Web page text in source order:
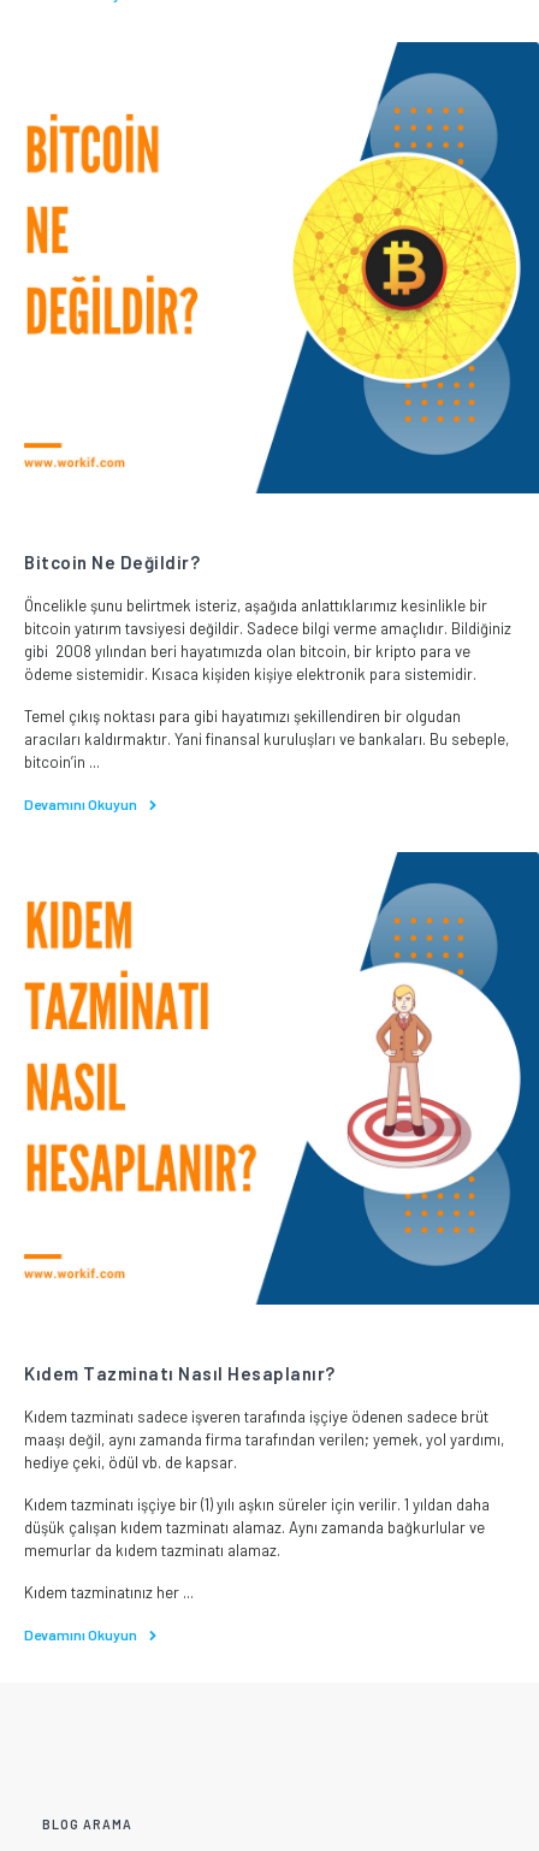
Bitcoin Ne Değildir?
Öncelikle şunu belirtmek isteriz, aşağıda anlattıklarımız kesinlikle bir
bitcoin yatırım tavsiyesi değildir. Sadece bilgi verme amaçlıdır. Bildiğiniz
gibi 2008 yılından beri hayatımızda olan bitcoin, bir kripto para ve
ödeme sistemidir. Kısaca kişiden kişiye elektronik para sistemidir.
Temel çıkış noktası para gibi hayatımızı şekillendiren bir olgudan
aracıları kaldırmaktır. Yani finansal kuruluşları ve bankaları. Bu sebeple,
bitcoin’in ...
Devamını Okuyun
Kıdem Tazminatı Nasıl Hesaplanır?
Kıdem tazminatı sadece işveren tarafında işçiye ödenen sadece brüt
maaşı değil, aynı zamanda firma tarafından verilen; yemek, yol yardımı,
hediye çeki, ödül vb. de kapsar.
Kıdem tazminatı işçiye bir (1) yılı aşkın süreler için verilir. 1 yıldan daha
düşük çalışan kıdem tazminatı alamaz. Aynı zamanda bağkurlular ve
memurlar da kıdem tazminatı alamaz.
Kıdem tazminatınız her ...
Devamını Okuyun
BLOG ARAMA